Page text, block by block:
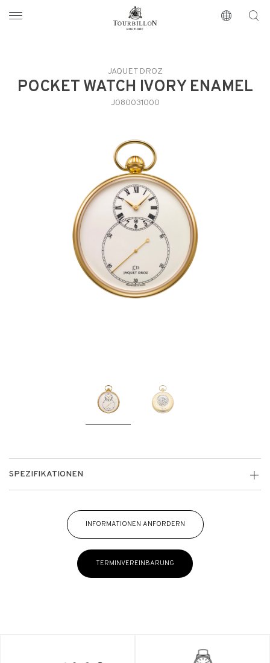
https://www.tourbillon.com/de
JAQUET DROZ
POCKET WATCH IVORY ENAMEL
J080031000
SPEZIFIKATIONEN
INFORMATIONEN ANFORDERN
TERMINVEREINBARUNG